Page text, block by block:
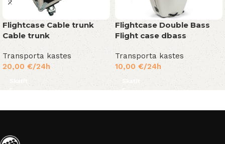
Flightcase Cable trunk
Cable trunk
Transporta kastes
20,00 €/24h
Skatīt
Flightcase Double Bass
Flight case dbass
Transporta kastes
10,00 €/24h
Skatīt